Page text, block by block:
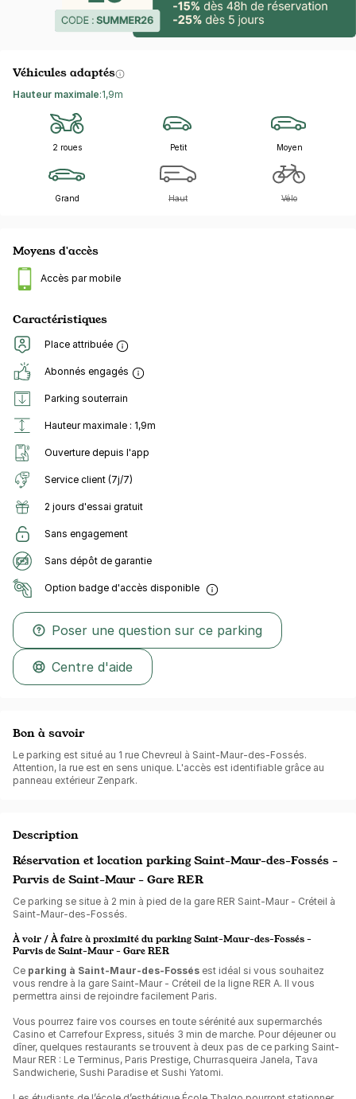
Véhicules adaptés
Hauteur maximale:1,9m
2 roues Petit Moyen
Grand Haut Vélo
Moyens d'accès
Accès par mobile
Caractéristiques
Place attribuée
Abonnés engagés
Parking souterrain
Hauteur maximale : 1,9m
Ouverture depuis l'app
Service client (7j/7)
2 jours d'essai gratuit
Sans engagement
Sans dépôt de garantie
Option badge d'accès disponible
Poser une question sur ce parking
Centre d'aide
Bon à savoir
Le parking est situé au 1 rue Chevreul à Saint-Maur-des-Fossés.
Attention, la rue est en sens unique. L'accès est identifiable grâce au
panneau extérieur Zenpark.
Description
Réservation et location parking Saint-Maur-des-Fossés -
Parvis de Saint-Maur - Gare RER
Ce parking se situe à 2 min à pied de la gare RER Saint-Maur - Créteil à
Saint-Maur-des-Fossés.
À voir / À faire à proximité du parking Saint-Maur-des-Fossés -
Parvis de Saint-Maur - Gare RER
Ce parking à Saint-Maur-des-Fossés est idéal si vous souhaitez
vous rendre à la gare Saint-Maur - Créteil de la ligne RER A. Il vous
permettra ainsi de rejoindre facilement Paris.
Vous pourrez faire vos courses en toute sérénité aux supermarchés
Casino et Carrefour Express, situés 3 min de marche. Pour déjeuner ou
dîner, quelques restaurants se trouvent à deux pas de ce parking Saint-
Maur RER : Le Terminus, Paris Prestige, Churrasqueira Janela, Tava
Sandwicherie, Sushi Paradise et Sushi Yatomi.